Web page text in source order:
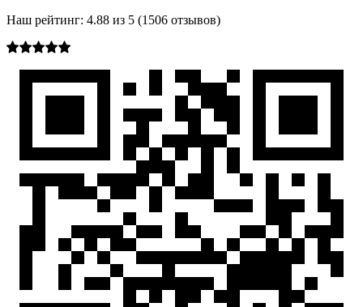
Наш рейтинг: 4.88 из 5 (1506 отзывов)